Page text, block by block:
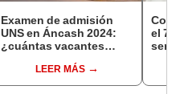
Examen de admisión
UNS en Áncash 2024:
¿cuántas vacantes
este domingo 7 de
abril?
LEER MÁS
el 7